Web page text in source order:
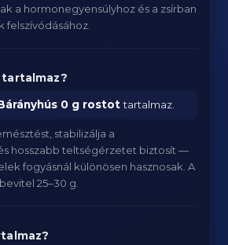
a hormonegyensúlyhoz és a zsírban
0 g rostottartalmaz.
stabilizálja a
hosszabb teltségérzetet biztosít —
fogyásnál különösen hasznosak. A
25–30 g.